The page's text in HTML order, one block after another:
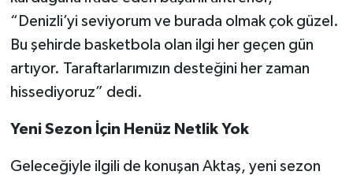
“Denizli’yi seviyorum ve burada olmak çok güzel.
Bu şehirde basketbola olan ilgi her geçen gün
artıyor. Taraftarlarımızın desteğini her zaman
hissediyoruz” dedi.
Yeni Sezon İçin Henüz Netlik Yok
Geleceğiyle ilgili de konuşan Aktaş, yeni sezon